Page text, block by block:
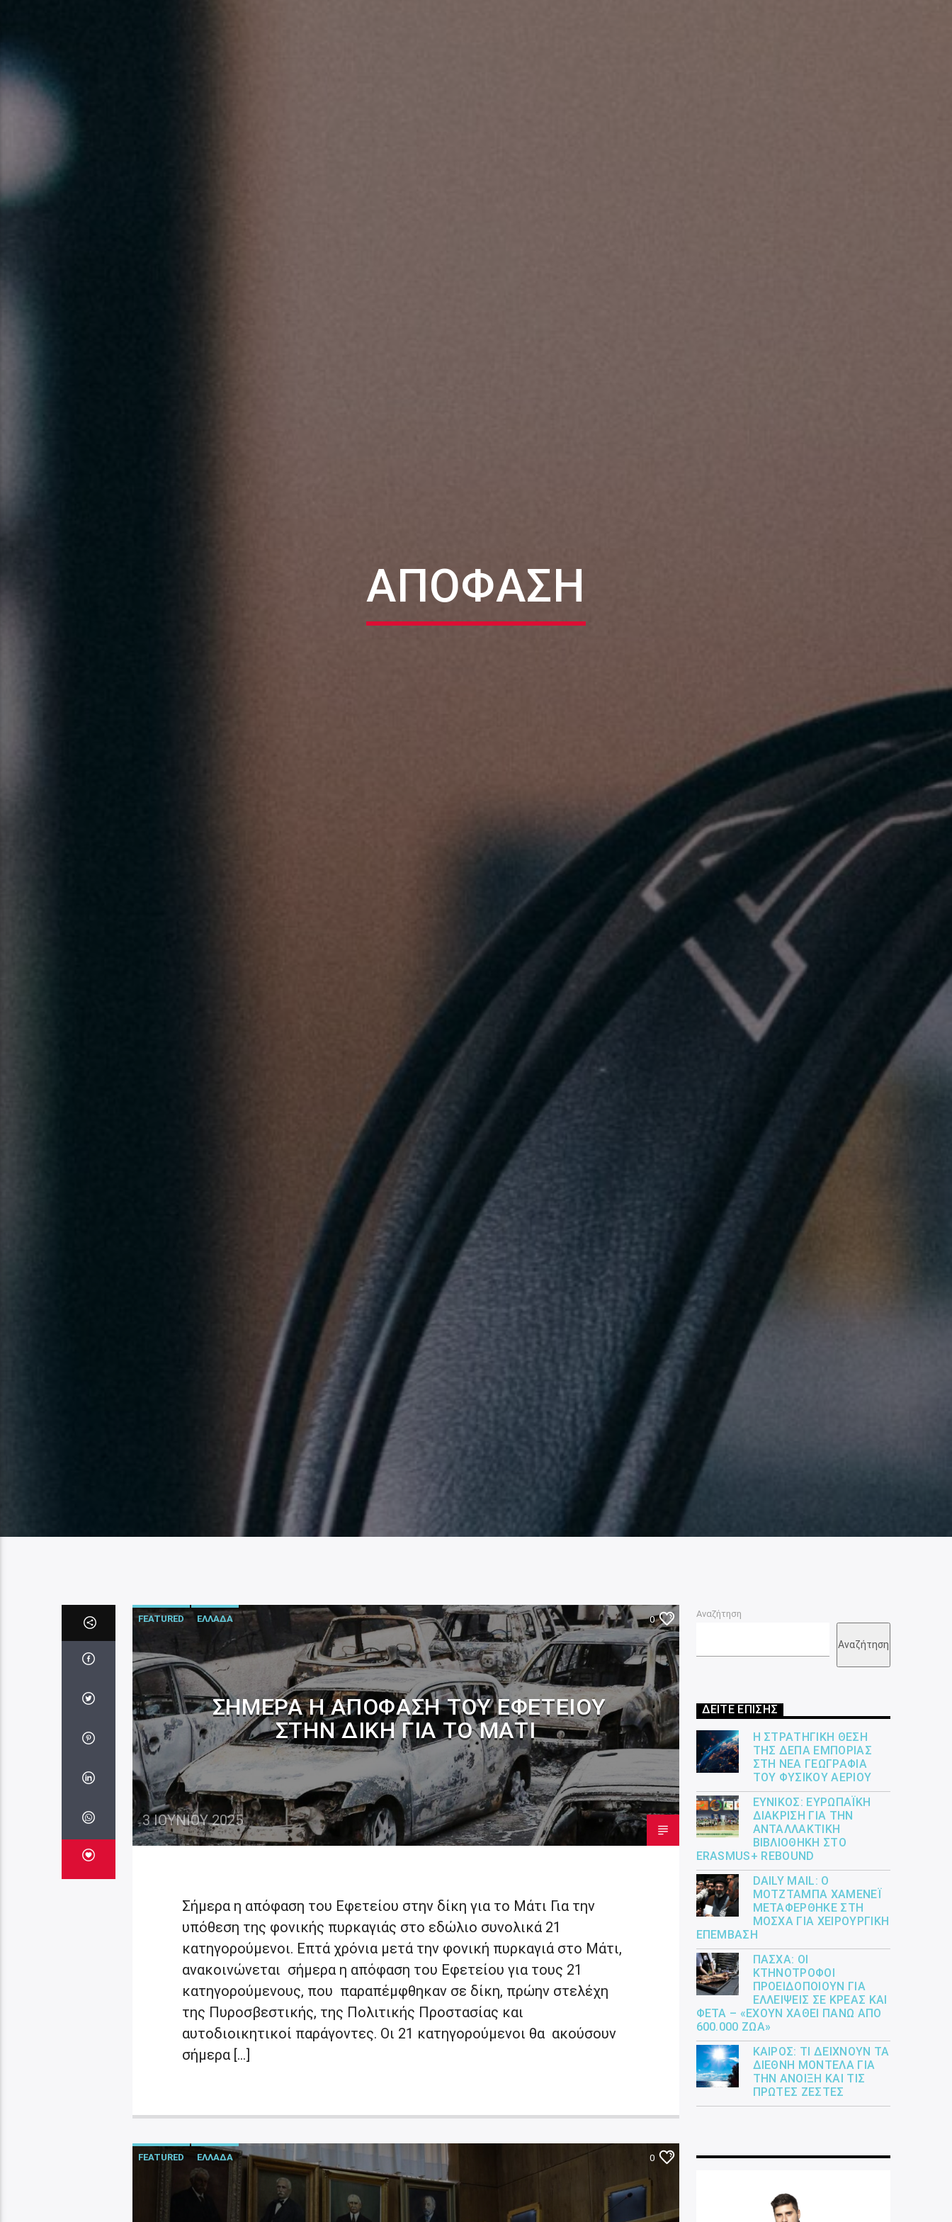
ΑΠΌΦΑΣΗ
FEATURED ΕΛΛΑΔΑ 0
ΣΉΜΕΡΑ Η ΑΠΌΦΑΣΗ ΤΟΥ ΕΦΕΤΕΊΟΥ
ΣΤΗΝ ΔΊΚΗ ΓΙΑ ΤΟ ΜΆΤΙ
3 ΙΟΥΝΊΟΥ 2025
Σήμερα η απόφαση του Εφετείου στην δίκη για το Μάτι Για την
υπόθεση της φονικής πυρκαγιάς στο εδώλιο συνολικά 21
κατηγορούμενοι. Επτά χρόνια μετά την φονική πυρκαγιά στο Μάτι,
ανακοινώνεται σήμερα η απόφαση του Εφετείου για τους 21
κατηγορούμενους, που παραπέμφθηκαν σε δίκη, πρώην στελέχη
της Πυροσβεστικής, της Πολιτικής Προστασίας και
αυτοδιοικητικοί παράγοντες. Οι 21 κατηγορούμενοι θα ακούσουν
σήμερα […]
FEATURED ΕΛΛΑΔΑ 0
Αναζήτηση
Αναζήτηση
ΔΕΙΤΕ ΕΠΙΣΗΣ
Η ΣΤΡΑΤΗΓΙΚΉ ΘΈΣΗ
ΤΗΣ ΔΕΠΑ ΕΜΠΟΡΊΑΣ
ΣΤΗ ΝΈΑ ΓΕΩΓΡΑΦΊΑ
ΤΟΥ ΦΥΣΙΚΟΎ ΑΕΡΊΟΥ
ΕΎΝΙΚΟΣ: ΕΥΡΩΠΑΪΚΉ
ΔΙΆΚΡΙΣΗ ΓΙΑ ΤΗΝ
ΑΝΤΑΛΛΑΚΤΙΚΉ
ΒΙΒΛΙΟΘΉΚΗ ΣΤΟ
ERASMUS+ REBOUND
DAILY MAIL: Ο
ΜΟΤΖΤΆΜΠΑ ΧΑΜΕΝΕΪ́
ΜΕΤΑΦΈΡΘΗΚΕ ΣΤΗ
ΜΌΣΧΑ ΓΙΑ ΧΕΙΡΟΥΡΓΙΚΉ
ΕΠΈΜΒΑΣΗ
ΠΆΣΧΑ: ΟΙ
ΚΤΗΝΟΤΡΌΦΟΙ
ΠΡΟΕΙΔΟΠΟΙΟΎΝ ΓΙΑ
ΕΛΛΕΊΨΕΙΣ ΣΕ ΚΡΈΑΣ ΚΑΙ
ΦΈΤΑ – «ΈΧΟΥΝ ΧΑΘΕΊ ΠΆΝΩ ΑΠΌ
600.000 ΖΏΑ»
ΚΑΙΡΌΣ: ΤΙ ΔΕΊΧΝΟΥΝ ΤΑ
ΔΙΕΘΝΉ ΜΟΝΤΈΛΑ ΓΙΑ
ΤΗΝ ΆΝΟΙΞΗ ΚΑΙ ΤΙΣ
ΠΡΏΤΕΣ ΖΈΣΤΕΣ